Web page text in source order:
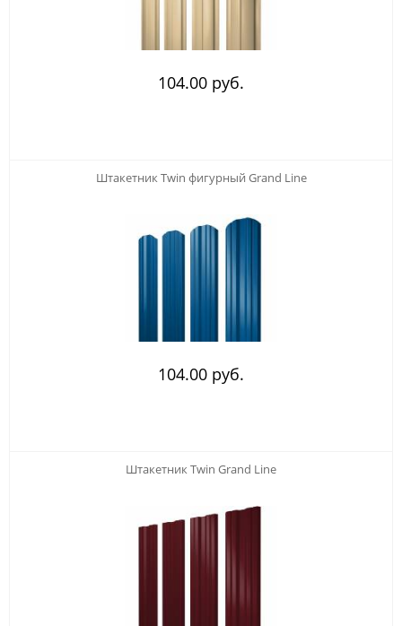
104.00 руб.
Штакетник Twin фигурный Grand Line
104.00 руб.
Штакетник Twin Grand Line